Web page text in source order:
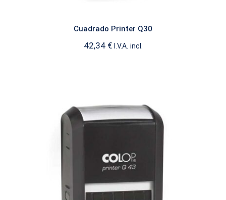
Cuadrado Printer Q30
42,34 € I.V.A. incl.
Cuadrado Printer Q43
CUADRADO